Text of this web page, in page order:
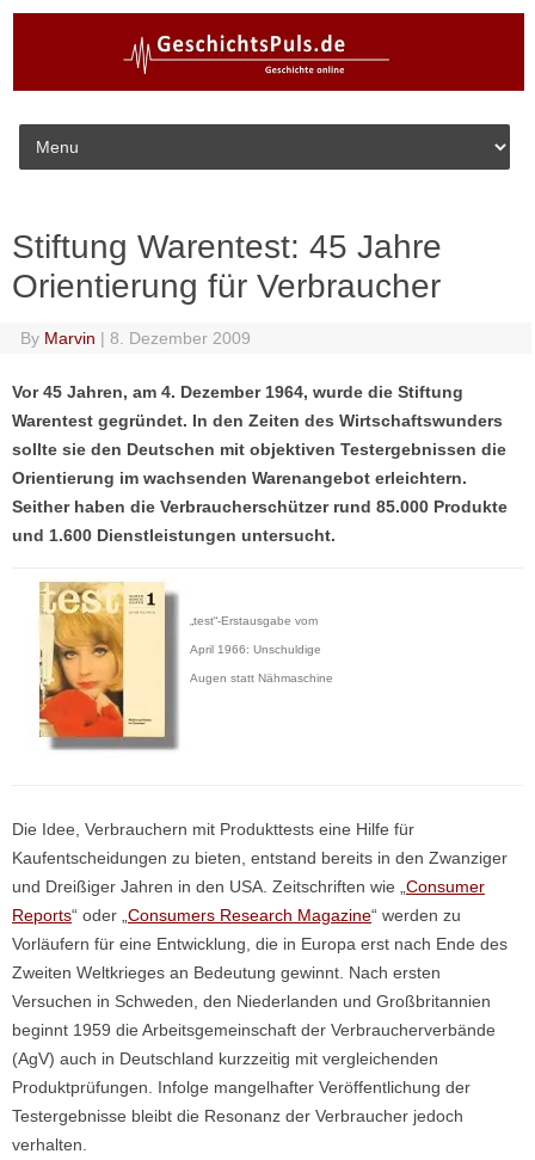
Skip to content
Stiftung Warentest: 45 Jahre
Orientierung für Verbraucher
By Marvin | 8. Dezember 2009
Vor 45 Jahren, am 4. Dezember 1964, wurde die Stiftung
Warentest gegründet. In den Zeiten des Wirtschaftswunders
sollte sie den Deutschen mit objektiven Testergebnissen die
Orientierung im wachsenden Warenangebot erleichtern.
Seither haben die Verbraucherschützer rund 85.000 Produkte
und 1.600 Dienstleistungen untersucht.
„test“-Erstausgabe vom
April 1966: Unschuldige
Augen statt Nähmaschine
Die Idee, Verbrauchern mit Produkttests eine Hilfe für
Kaufentscheidungen zu bieten, entstand bereits in den Zwanziger
und Dreißiger Jahren in den USA. Zeitschriften wie „ Consumer
Reports“ oder „ Consumers Research Magazine“ werden zu
Vorläufern für eine Entwicklung, die in Europa erst nach Ende des
Zweiten Weltkrieges an Bedeutung gewinnt. Nach ersten
Versuchen in Schweden, den Niederlanden und Großbritannien
beginnt 1959 die Arbeitsgemeinschaft der Verbraucherverbände
(AgV) auch in Deutschland kurzzeitig mit vergleichenden
Produktprüfungen. Infolge mangelhafter Veröffentlichung der
Testergebnisse bleibt die Resonanz der Verbraucher jedoch
verhalten.